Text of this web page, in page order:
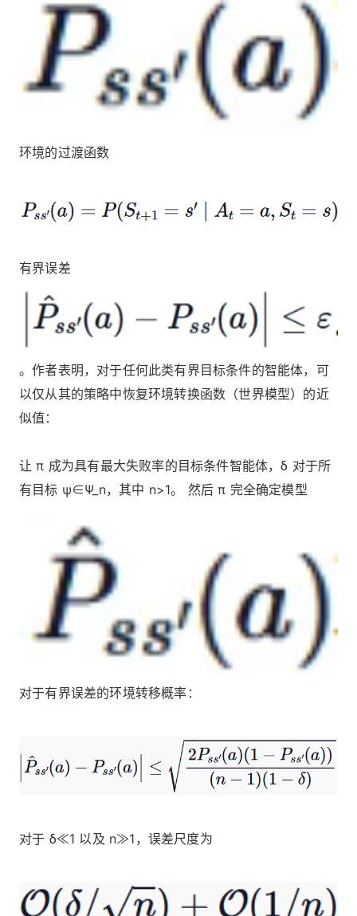
环境的过渡函数
有界误差
。作者表明，对于任何此类有界目标条件的智能体，可
以仅从其的策略中恢复环境转换函数（世界模型）的近
似值：
让 π 成为具有最大失败率的目标条件智能体，δ 对于所
有目标 ψ∈Ψ_n，其中 n>1。 然后 π 完全确定模型
对于有界误差的环境转移概率：
对于 δ≪1 以及 n≫1，误差尺度为